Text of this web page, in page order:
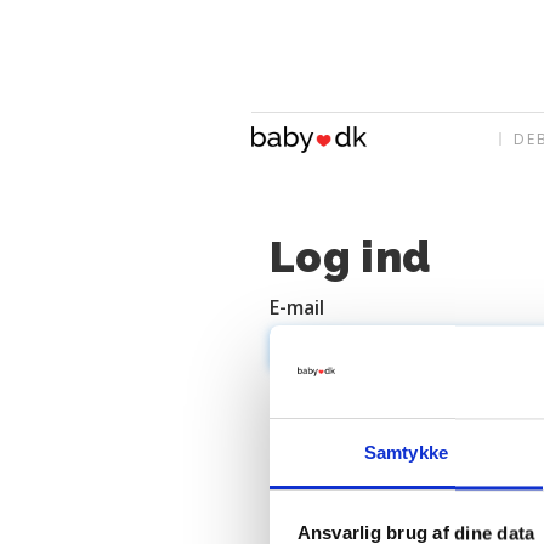
Samtykke
Ansvarlig brug af dine data
Log ind
E-mail